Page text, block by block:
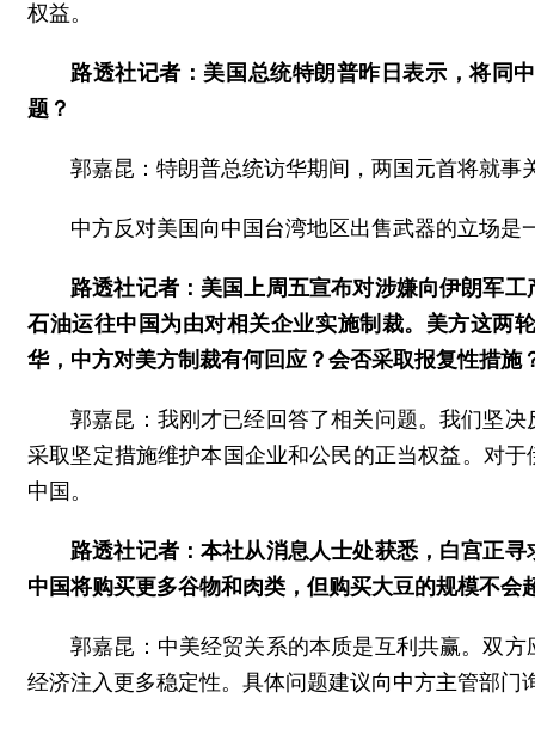
权益。
路透社记者：美国总统特朗普昨日表示，将同
题？
郭嘉昆：特朗普总统访华期间，两国元首将就
中方反对美国向中国台湾地区出售武器的立场
路透社记者：美国上周五宣布对涉嫌向伊朗军
石油运往中国为由对相关企业实施制裁。美方这两
华，中方对美方制裁有何回应？会否采取报复性措施
郭嘉昆：我刚才已经回答了相关问题。我们坚
采取坚定措施维护本国企业和公民的正当权益。对
中国。
路透社记者：本社从消息人士处获悉，白宫正
中国将购买更多谷物和肉类，但购买大豆的规模不
郭嘉昆：中美经贸关系的本质是互利共赢。双
经济注入更多稳定性。具体问题建议向中方主管部门